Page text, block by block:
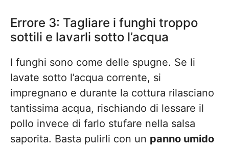
Errore 3: Tagliare i funghi troppo
sottili e lavarli sotto l’acqua
I funghi sono come delle spugne. Se li
lavate sotto l’acqua corrente, si
impregnano e durante la cottura rilasciano
tantissima acqua, rischiando di lessare il
pollo invece di farlo stufare nella salsa
saporita. Basta pulirli con un panno umido